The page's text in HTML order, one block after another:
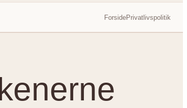
ForsidePrivatlivspolitik